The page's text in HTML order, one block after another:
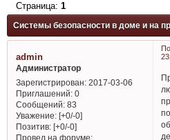
Системы безопасности в доме и на
Страница: 1
admin
Администратор
Зарегистрирован: 2017-03-06
Приглашений:0
Сообщений:83
Уважение: [+0/-0]
Позитив: [+0/-0]
Провел на форуме: